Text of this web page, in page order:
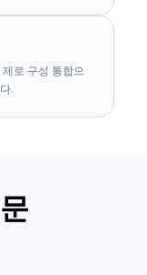
로 구성 통합으
.